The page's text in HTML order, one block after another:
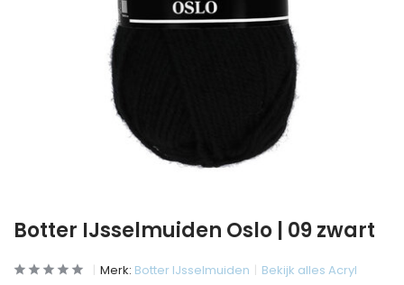
Botter IJsselmuiden Oslo | 09 zwart
Merk: Botter IJsselmuiden Bekijk alles Acryl